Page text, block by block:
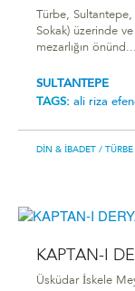
Türbe,
Sokak) üzerinde
mezarlığın önünd...
SULTANTEPE
TAGS: ali riza
DIN & İBADET / TÜRBE
KAPTAN-I
Üsküdar İskele